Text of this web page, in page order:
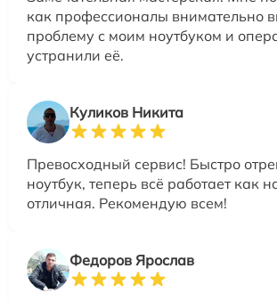
как профессионалы внимательно
проблему с моим ноутбуком и
устранили её.
Куликов Никита
Превосходный сервис! Быстро
ноутбук, теперь всё работает как
отличная. Рекомендую всем!
Федоров Ярослав